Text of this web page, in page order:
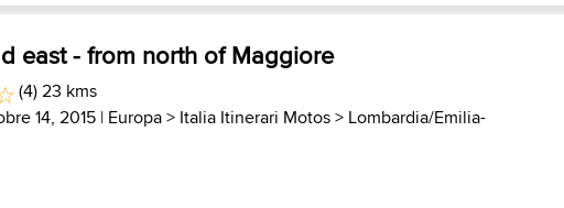
east - from north of Maggiore
(4) 23 kms
14, 2015 | Europa> Italia Itinerari Motos> Lombardia/Emilia-